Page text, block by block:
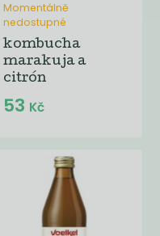
Momentálně
nedostupné
kombucha
marakuja a
citrón
53 Kč